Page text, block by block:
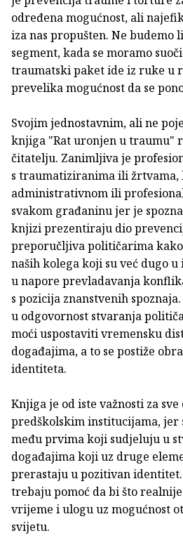
određena mogućnost, ali
iza nas propušten. Ne budemo
segment, kada se moramo
traumatski paket ide iz ruke u
prevelika mogućnost da se
Svojim jednostavnim, ali ne
knjiga "Rat uronjen u traumu"
čitatelju. Zanimljiva je
s traumatiziranima ili žrtvama,
administrativnom ili
svakom građaninu jer je
knjizi prezentiraju dio
preporučljiva političarima
naših kolega koji su već dugo
u napore prevladavanja
s pozicija znanstvenih
u odgovornost stvaranja
moći uspostaviti vremensku
događajima, a to se postiže
identiteta.
Knjiga je od iste važnosti za
predškolskim institucijama, jer
među prvima koji sudjeluju u
događajima koji uz druge
prerastaju u pozitivan
trebaju pomoć da bi što
vrijeme i ulogu uz mogućnost
svijetu.